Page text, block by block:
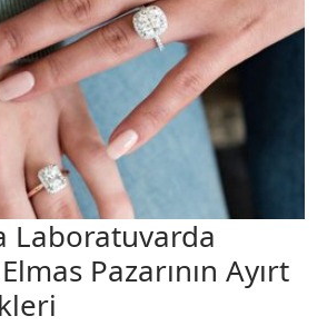
Laboratuvarda
Pazarının Ayırt